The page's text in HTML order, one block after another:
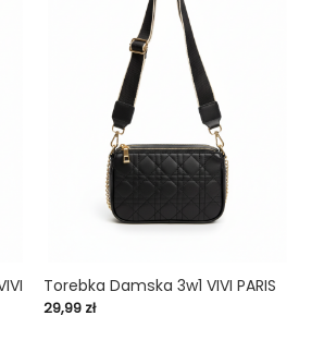
Torebka Damska 3w1 VIVI PARIS
Cena
29,99 zł
shopping_cart